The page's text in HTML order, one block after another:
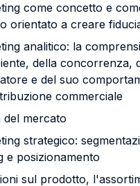
come concetto e
orientato a creare
analitico: la
della concorrenza,
e del suo
commerciale
del mercato
strategico:
e posizionamento
sul prodotto,